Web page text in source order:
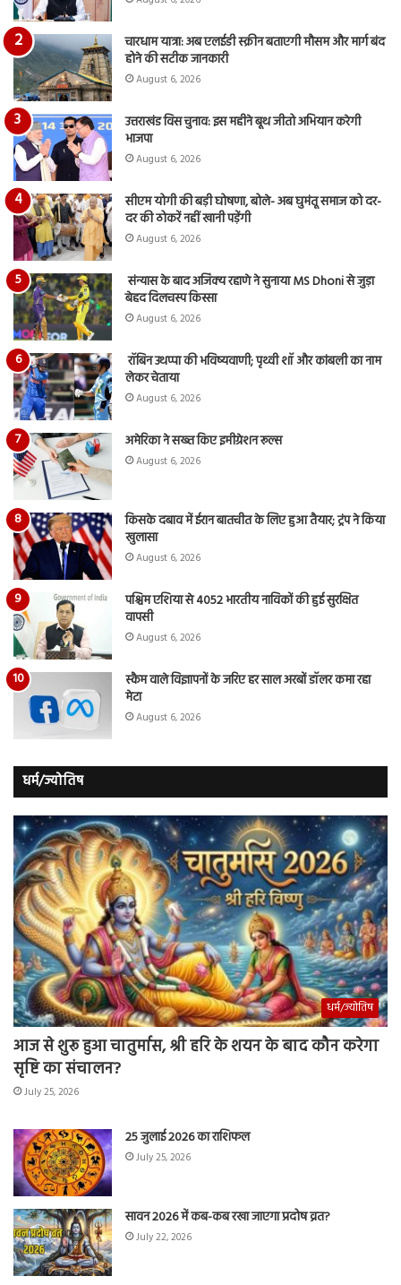
चारधाम यात्रा: अब एलईडी स्क्रीन बताएगी मौसम और मार्ग बंद
होने की सटीक जानकारी
August 6, 2026
उत्तराखंड विस चुनाव: इस महीने बूथ जीतो अभियान करेगी
भाजपा
August 6, 2026
सीएम योगी की बड़ी घोषणा, बोले- अब घुमंतू समाज को दर-
दर की ठोकरें नहीं खानी पड़ेंगी
August 6, 2026
संन्यास के बाद अजिंक्‍य रहाणे ने सुनाया MS Dhoni से जुड़ा
बेहद दिलचस्प किस्सा
August 6, 2026
रॉबिन उथप्पा की भविष्यवाणी; पृथ्वी शॉ और कांबली का नाम
लेकर चेताया
August 6, 2026
अमेरिका ने सख्त किए इमीग्रेशन रूल्स
August 6, 2026
किसके दबाव में ईरान बातचीत के लिए हुआ तैयार; ट्रंप ने किया
खुलासा
August 6, 2026
पश्चिम एशिया से 4052 भारतीय नाविकों की हुई सुरक्षित
वापसी
August 6, 2026
स्कैम वाले विज्ञापनों के जरिए हर साल अरबों डॉलर कमा रहा
मेटा
August 6, 2026
धर्म/ज्योतिष
धर्म/ज्योतिष
आज से शुरू हुआ चातुर्मास, श्री हरि के शयन के बाद कौन करेगा
सृष्टि का संचालन?
July 25, 2026
25 जुलाई 2026 का राशिफल
July 25, 2026
सावन 2026 में कब-कब रखा जाएगा प्रदोष व्रत?
July 22, 2026